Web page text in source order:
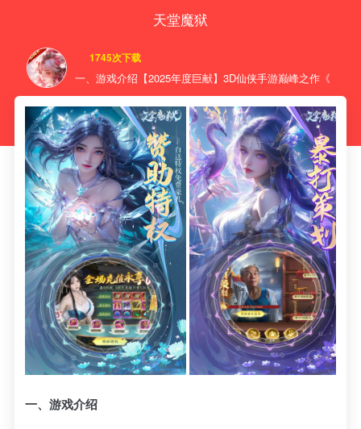
天堂魔狱
1745次下载
一、游戏介绍【2025年度巨献】3D仙侠手游巅峰之作《天
一、游戏介绍